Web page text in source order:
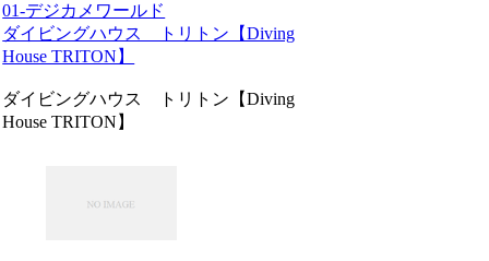
01-デジカメワールド
ダイビングハウス トリトン【Diving
House TRITON】
ダイビングハウス トリトン【Diving
House TRITON】